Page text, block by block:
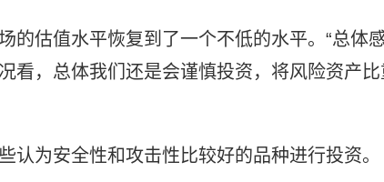
的估值水平恢复到了一个不低的水平。“总体
看，总体我们还是会谨慎投资，将风险资产比
认为安全性和攻击性比较好的品种进行投资。